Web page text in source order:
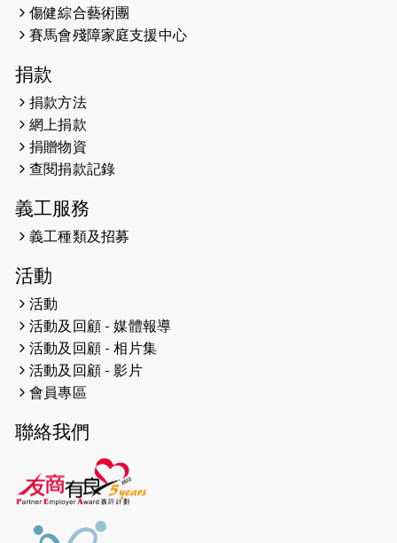
2026-05-07
開始）
2026-04-30
2026-04-25
2026-04-24
2026-04-23
2026-04-19
2026-04-16
猛龍長跑隊恆常練習 - 4月16日
（19:00開始）
2026-04-12
2026-04-11
2026-04-10 太古家＋賞系列：漫步魔術與音樂
2026-04-09
傷健綜合藝術團
賽馬會殘障家庭支援中心
捐款
捐款方法
網上捐款
捐贈物資
查閱捐款記錄
義工服務
義工種類及招募
活動
活動
活動及回顧 - 媒體報導
活動及回顧 - 相片集
活動及回顧 - 影片
會員專區
聯絡我們